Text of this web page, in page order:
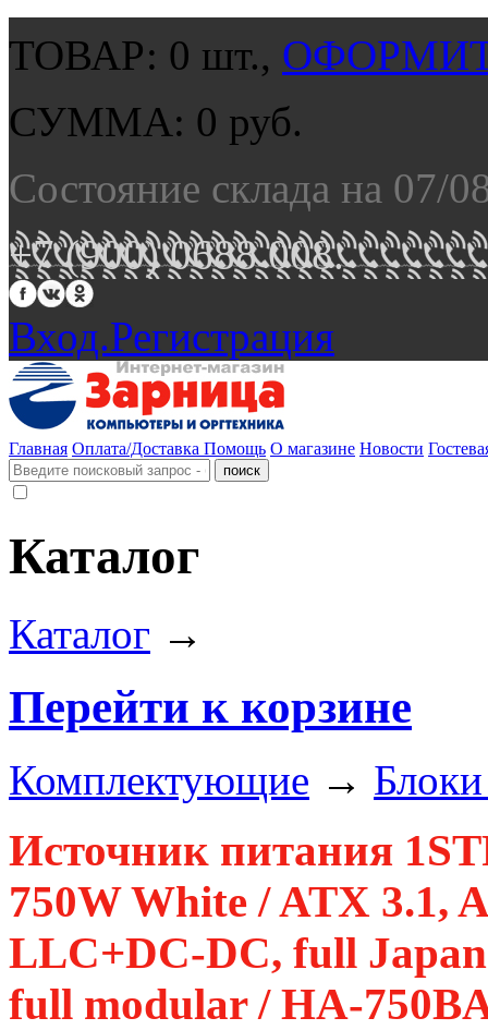
ТОВАР: 0 шт.,
СУММА: 0 руб.
Состояние склада на 07/
+7 (900) 0688 008.
Вход.Регистрация
Главная Оплата/Доставка Помощь О магазине Новости
Каталог
Каталог →
Перейти к корзине
Комплектующие →
Источник питания
750W White / ATX 3.1,
LLC+DC-DC, full Japan
full modular / HA-